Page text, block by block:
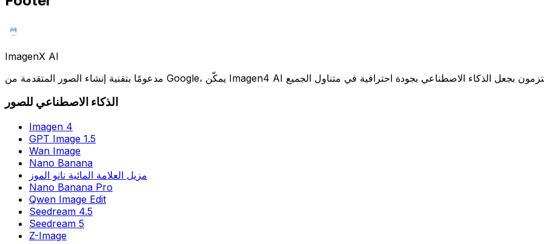
ImagenX AI
الذكاء الاصطناعي للصور
Imagen 4
GPT Image 1.5
Wan Image
Nano Banana
مزيل العلامة المائية نانو الموز
Nano Banana Pro
Qwen Image Edit
Seedream 4.5
Seedream 5
Z-Image